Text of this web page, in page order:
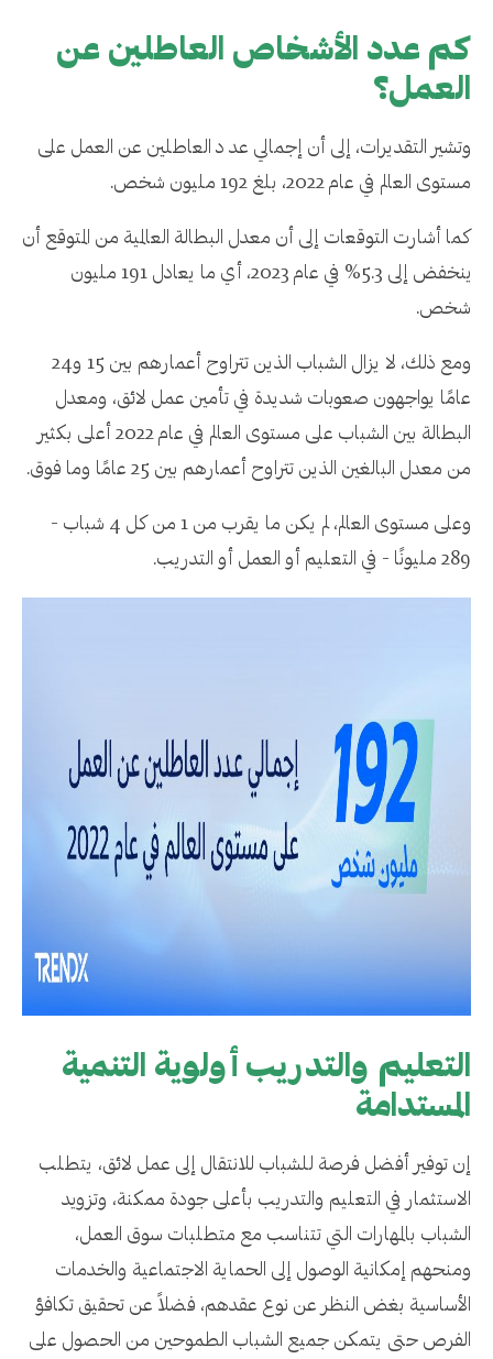
كم عدد الأشخاص العاطلين عن
العمل؟
وتشير التقديرات، إلى أن إجمالي عد د العاطلين عن العمل على
مستوى العالم في عام 2022، بلغ 192 مليون شخص.
كما أشارت التوقعات إلى أن معدل البطالة العالمية من المتوقع أن
ينخفض ​​إلى 5.3% في عام 2023، أي ما يعادل 191 مليون
شخص.
ومع ذلك، لا يزال الشباب الذين تتراوح أعمارهم بين 15 و24
عامًا يواجهون صعوبات شديدة في تأمين عمل لائق، ومعدل
البطالة بين الشباب على مستوى العالم في عام 2022 أعلى بكثير
من معدل البالغين الذين تتراوح أعمارهم بين 25 عامًا وما فوق.
وعلى مستوى العالم، لم يكن ما يقرب من 1 من كل 4 شباب -
289 مليونًا - في التعليم أو العمل أو التدريب.
التعليم والتدريب أولوية التنمية
المستدامة
إن توفير أفضل فرصة للشباب للانتقال إلى عمل لائق، يتطلب
الاستثمار في التعليم والتدريب بأعلى جودة ممكنة، وتزويد
الشباب بالمهارات التي تتناسب مع متطلبات سوق العمل،
ومنحهم إمكانية الوصول إلى الحماية الاجتماعية والخدمات
الأساسية بغض النظر عن نوع عقدهم، فضلاً عن تحقيق تكافؤ
الفرص حتى يتمكن جميع الشباب الطموحين من الحصول على